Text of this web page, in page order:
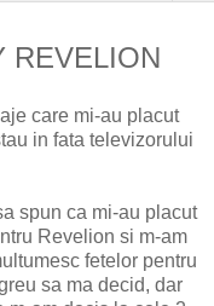
REVELION
care mi-au placut
in fata televizorului
spun ca mi-au placut
Revelion si m-am
fetelor pentru
sa ma decid, dar